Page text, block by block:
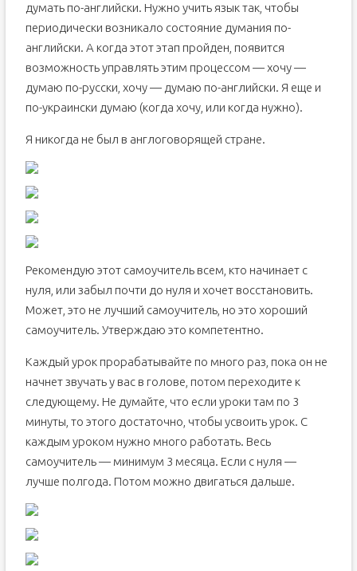
думать по-английски. Нужно учить язык так, чтобы
периодически возникало состояние думания по-
английски. А когда этот этап пройден, появится
возможность управлять этим процессом — хочу —
думаю по-русски, хочу — думаю по-английски. Я еще и
по-украински думаю (когда хочу, или когда нужно).
Я никогда не был в англоговорящей стране.
Рекомендую этот самоучитель всем, кто начинает с
нуля, или забыл почти до нуля и хочет восстановить.
Может, это не лучший самоучитель, но это хороший
самоучитель. Утверждаю это компетентно.
Каждый урок прорабатывайте по много раз, пока он не
начнет звучать у вас в голове, потом переходите к
следующему. Не думайте, что если уроки там по 3
минуты, то этого достаточно, чтобы усвоить урок. С
каждым уроком нужно много работать. Весь
самоучитель — минимум 3 месяца. Если с нуля —
лучше полгода. Потом можно двигаться дальше.